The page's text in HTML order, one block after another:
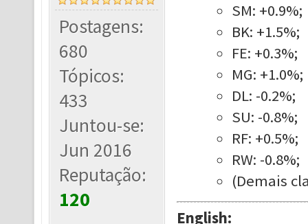
Postagens:
680
Tópicos:
433
Juntou-se:
Jun 2016
Reputação:
120
SM: +0.9%;
BK: +1.5%;
FE: +0.3%;
MG: +1.0%;
DL: -0.2%;
SU: -0.8%;
RF: +0.5%;
RW: -0.8%;
(Demais
English: